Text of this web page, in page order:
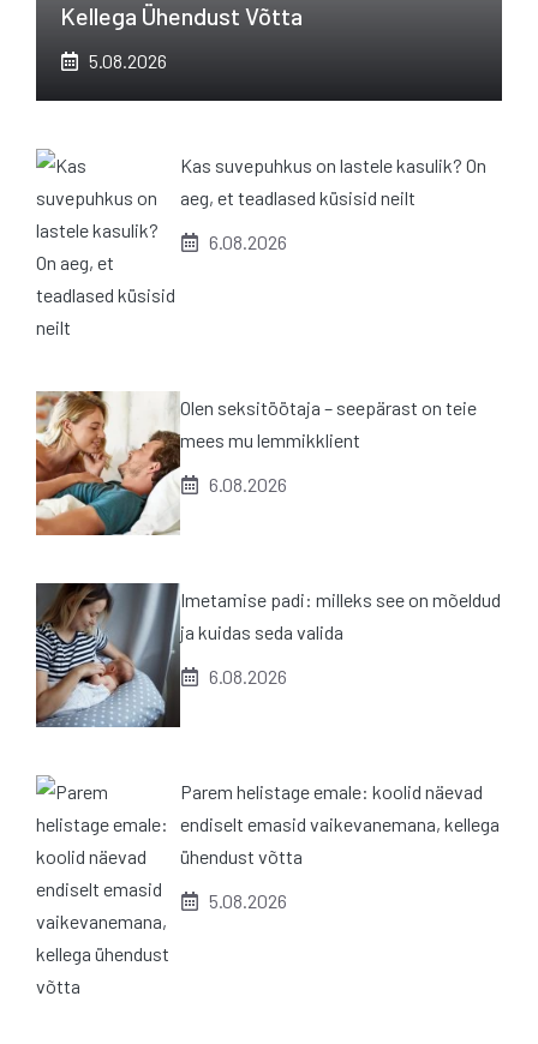
Kellega Ühendust Võtta
5.08.2026
Kas suvepuhkus on lastele kasulik? On
aeg, et teadlased küsisid neilt
6.08.2026
Olen seksitöötaja – seepärast on teie
mees mu lemmikklient
6.08.2026
Imetamise padi: milleks see on mõeldud
ja kuidas seda valida
6.08.2026
Parem helistage emale: koolid näevad
endiselt emasid vaikevanemana, kellega
ühendust võtta
5.08.2026